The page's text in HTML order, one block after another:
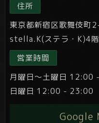
住所
東京都新宿区歌舞伎町
stella.K(ステラ・K)4階
営業時間
月曜日～土曜日 12:00
日曜日 12:00 - 23:00
Google